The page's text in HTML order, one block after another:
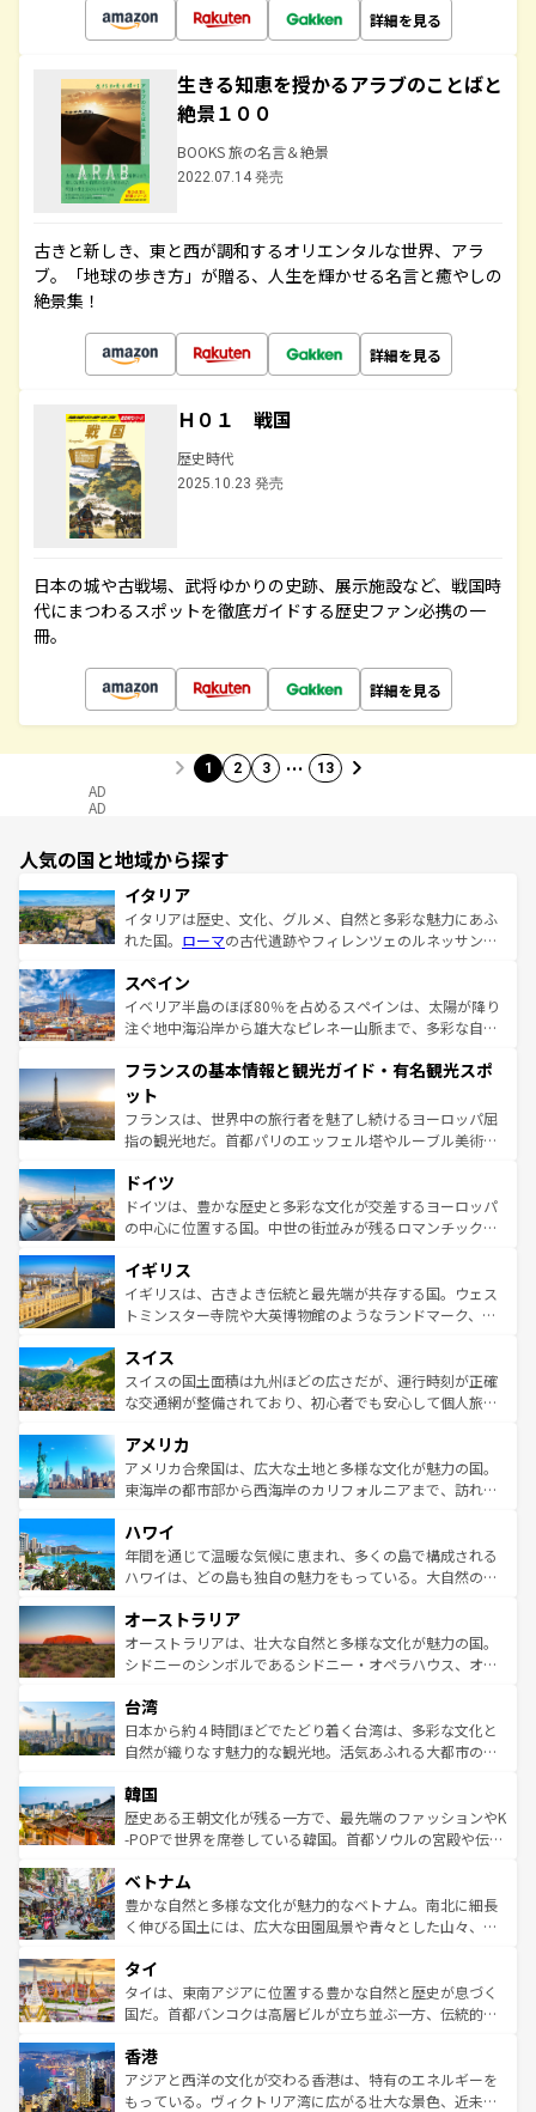
詳細を見る
生きる知恵を授かるアラブのことばと
絶景１００
BOOKS 旅の名言＆絶景
2022.07.14 発売
古きと新しき、東と西が調和するオリエンタルな世界、アラ
ブ。「地球の歩き方」が贈る、人生を輝かせる名言と癒やしの
絶景集！
詳細を見る
Ｈ０１ 戦国
歴史時代
2025.10.23 発売
日本の城や古戦場、武将ゆかりの史跡、展示施設など、戦国時
代にまつわるスポットを徹底ガイドする歴史ファン必携の一
冊。
詳細を見る
1 2 3 … 13
AD
AD
人気の国と地域から探す
イタリア
イタリアは歴史、文化、グルメ、自然と多彩な魅力にあふ
れた国。 ローマの古代遺跡やフィレンツェのルネッサンス
ろん、トスカーナの美しい田園風景やアマルフィ海岸の絶
景など、自然景観も見逃せない。観光の合間には、本場の
ピザやパスタなど、絶品のイタリア料理を堪能することも
ませてくれるイタリアで、忘れられない旅をしてみよう！
なお、新着のイタリア情報は
しい。
スペイン
イベリア半島のほぼ80％を占めるスペインは、太陽が降り
注ぐ地中海沿岸から雄大なピレネー山脈まで、多彩な自然
文化が根付くこの国では、情熱的なフラメンコ、熱気あふ
れる闘牛、そして美味しいタパスが生活の一部となってい
る。首都マドリードの洗練された雰囲気や、バルセロナの
アートに溢れた街角から、地方では古代ローマ遺跡や中世
せる。地方によって風土や気候が異なるスペインはその個
性で訪れる人を魅了する。 なお、新着のスペイン情報は コ
ンテンツ一覧を参照してほしい。
フランスの基本情報と観光ガイド・有名観光スポ
ット
フランスは、世界中の旅行者を魅了し続けるヨーロッパ屈
指の観光地だ。首都パリのエッフェル塔やルーブル美術館
で、幅広い魅力が詰まっている。華麗な宮殿、歴史的な大
聖堂、美しいビーチ、そして豊かな自然が、訪れる者を心
から魅了する。また、フランスは美食の国としても知ら
いる。シャンパンの発祥地であるランス、プロヴァンスの
香り高いラベンダー畑など、多彩な楽しみ方が可能だ。さ
らに、パリ以外の地域にも魅力が溢れており、どの街角に
れる地方に足を運ぶとそれぞれで全く異なる文化を体験で
きるだろう。 なお、新着のフランス情報はコンテンツ一覧
を参照してほしい。
ドイツ
ドイツは、豊かな歴史と多彩な文化が交差するヨーロッパ
の中心に位置する国。中世の街並みが残るロマンチック街
顔を持つこの国は、どこを歩いても飽きることがない。ベ
ルリンの文化的活気、バイエルン州のアルプスの絶景、そ
してライン川沿いのワイン畑といった風景は必見。ビール
は、お酒好きな人にはぜひ体験してほしい。 なお、新着の
ドイツ情報はコンテンツ一覧を参照してほしい。
イギリス
イギリスは、古きよき伝統と最先端が共存する国。ウェス
トミンスター寺院や大英博物館のようなランドマーク、歴
リアごとに異なる魅力がある。また、優雅なアフタヌーン
ティー、ビール好きにはたまらない英国パブ、サッカー観
戦など、本場だからこそできる体験も豊富。イギリスを旅
ンツ一覧を参照してほしい。
スイス
スイスの国土面積は九州ほどの広さだが、運行時刻が正確
な交通網が整備されており、初心者でも安心して個人旅行
の建物がそのまま残る町や、スイスならではのユニークな
博物館もあり、アルプス観光だけでなく町歩きも満喫する
ことができる。国民の所得が高いため物価も高いが、旅行
ば市内交通費無料で観光を楽しむこともできる。 なお、新
着のスイス情報はコンテンツ一覧 を参照してほしい。
アメリカ
アメリカ合衆国は、広大な土地と多様な文化が魅力の国。
東海岸の都市部から西海岸のカリフォルニアまで、訪れる
のような巨大都市は、観光、ショッピング、エンターテイ
ンメントが詰まった刺激的なスポットだ。一方、アメリカ
西部には大自然が広がり、グランドキャニオンやイエロー
部のニューオーリンズでは、音楽と美食が融合した独特の
文化が魅力。旅行者はアメリカの各地域で異なる魅力を楽
しみながら、その多様性と豊かな歴史を感じることができ
ならではの贅沢な旅のスタイルだ。 なお、新着のアメリカ
情報はコンテンツ一覧を参照してほしい。
ハワイ
年間を通じて温暖な気候に恵まれ、多くの島で構成される
ハワイは、どの島も独自の魅力をもっている。大自然の神
ワイ島は見逃せない。また、定番の観光地といえばオアフ
島だが、静かな自然を求めるならマウイ島やカウアイ島が
おすすめ。エメラルドグリーンに輝く海をはじめ、豊かな
れるおもてなしの心で訪れる人々を迎えてくれるハワイの
人々、おいしいローカルフードやハワイアンミュージッ
ク、伝統的なフラダンスなど、すべてがハワイの魅力を彩
ワイを、存分に味わってほしい。 なお、新着のハワイ情報
はコンテンツ一覧を参照してほしい。
オーストラリア
オーストラリアは、壮大な自然と多様な文化が魅力の国。
シドニーのシンボルであるシドニー・オペラハウス、オー
リアリーフや大陸中央部にそびえるウルル（エアーズロッ
ク）、タスマニアの美しい原生林やケアンズの熱帯雨林な
ど、見どころがたくさん。また、カフェやワイン、オージ
いる。アクティビティも充実しており、サーフィンやダイ
ビング、ハイキングなど、アウトドア好きにはたまらな
い。オーストラリアの多彩な魅力を存分に味わいつくそ
参照してほしい。
台湾
日本から約４時間ほどでたどり着く台湾は、多彩な文化と
自然が織りなす魅力的な観光地。活気あふれる大都市の台
ン）、静ひつな山岳地帯である台湾東部など、都市の喧騒
と山間の静けさが共存しており、訪れる人に新しい発見と
驚きをもたらしてくれる。また、奥深い台湾の食文化も魅
容にもいいと評判のスイーツなど、バラエティ豊かな料理
が味わえる。 なお、新着の台湾情報は コンテンツ一覧を参
照してほしい。
韓国
歴史ある王朝文化が残る一方で、最先端のファッションやK
-POPで世界を席巻している韓国。首都ソウルの宮殿や伝統
き、地方に足を延ばせば四季折々の自然美を楽しむことが
できる。そして、キムチや焼肉、絶品のストリートフード
まで、さまざまな韓国料理が待っている。夜には、韓国な
リティに包まれながら、韓国の多彩な魅力を心ゆくまで味
わってみてほしい。 なお、新着の韓国情報はコンテンツ一
覧を参照してほしい。
ベトナム
豊かな自然と多様な文化が魅力的なベトナム。南北に細長
く伸びる国土には、広大な田園風景や青々とした山々、世
急速な発展と共に伝統が息づく。ハノイの古い町並みやホ
ーチミン市のフランス統治時代の建物も、独特の雰囲気を
醸し出している。また、バラエティの豊かさとおいしさで
とつ。フォーやバインミー、ベトナムコーヒーなどは、ぜ
ひ現地で味わいたい。どの地域を訪れてもあたたかい人々
が旅行者を迎えてくれるので、きっと忘れられない旅にな
タイ
タイは、東南アジアに位置する豊かな自然と歴史が息づく
国だ。首都バンコクは高層ビルが立ち並ぶ一方、伝統的な
の活気が交差している。北部ではチェンマイなどの山岳地
帯で自然と触れ合い、南部ではプーケットやクラビの美し
いビーチでリゾート気分を楽しむことができる。タイ料理
香港
アジアと西洋の文化が交わる香港は、特有のエネルギーを
もっている。ヴィクトリア湾に広がる壮大な景色、近未来